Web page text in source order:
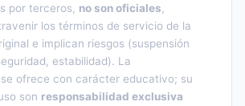
por terceros, no son oficiales
los términos de servicio de la
e implican riesgos (suspensión
estabilidad). La
ofrece con carácter educativo; su
son responsabilidad exclusiva